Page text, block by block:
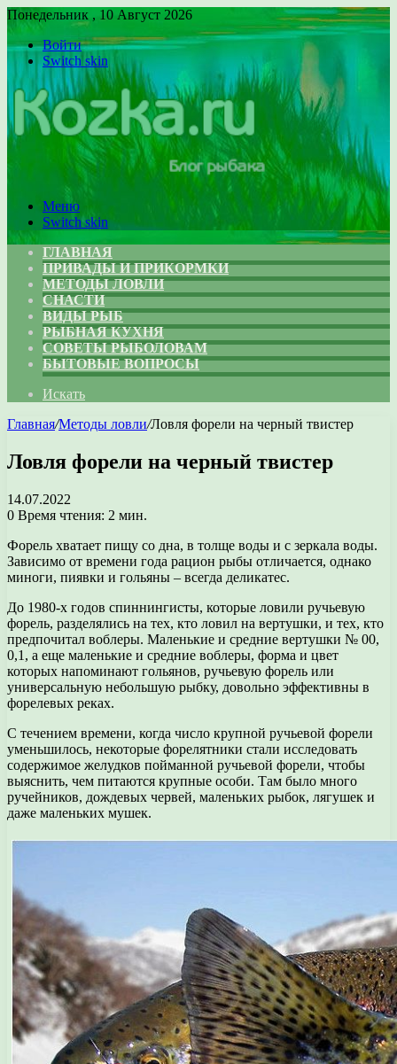
Понедельник , 10 Август 2026
Войти
Switch skin
Меню
Switch skin
ГЛАВНАЯ
ПРИВАДЫ И ПРИКОРМКИ
МЕТОДЫ ЛОВЛИ
СНАСТИ
ВИДЫ РЫБ
РЫБНАЯ КУХНЯ
СОВЕТЫ РЫБОЛОВАМ
БЫТОВЫЕ ВОПРОСЫ
Искать
Главная/Методы ловли/Ловля форели на черный твистер
Ловля форели на черный твистер
14.07.2022
0 Время чтения: 2 мин.
Форель хватает пищу со дна, в толще воды и с зеркала воды.
Зависимо от времени года рацион рыбы отличается, однако
миноги, пиявки и гольяны – всегда деликатес.
До 1980-х годов спиннингисты, которые ловили ручьевую
форель, разделялись на тех, кто ловил на вертушки, и тех, кто
предпочитал воблеры. Маленькие и средние вертушки № 00,
0,1, а еще маленькие и средние воблеры, форма и цвет
которых напоминают гольянов, ручьевую форель или
универсальную небольшую рыбку, довольно эффективны в
форелевых реках.
С течением времени, когда число крупной ручьевой форели
уменьшилось, некоторые форелятники стали исследовать
содержимое желудков пойманной ручьевой форели, чтобы
выяснить, чем питаются крупные особи. Там было много
ручейников, дождевых червей, маленьких рыбок, лягушек и
даже маленьких мушек.